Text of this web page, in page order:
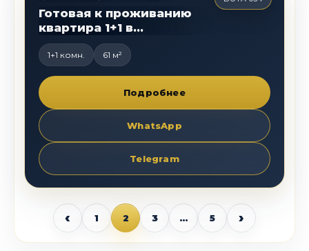
Готовая к проживанию
квартира 1+1 в
Махмутларе
1+1 комн. 61 м²
Подробнее
WhatsApp
Telegram
‹ 1 2 3 … 5 ›